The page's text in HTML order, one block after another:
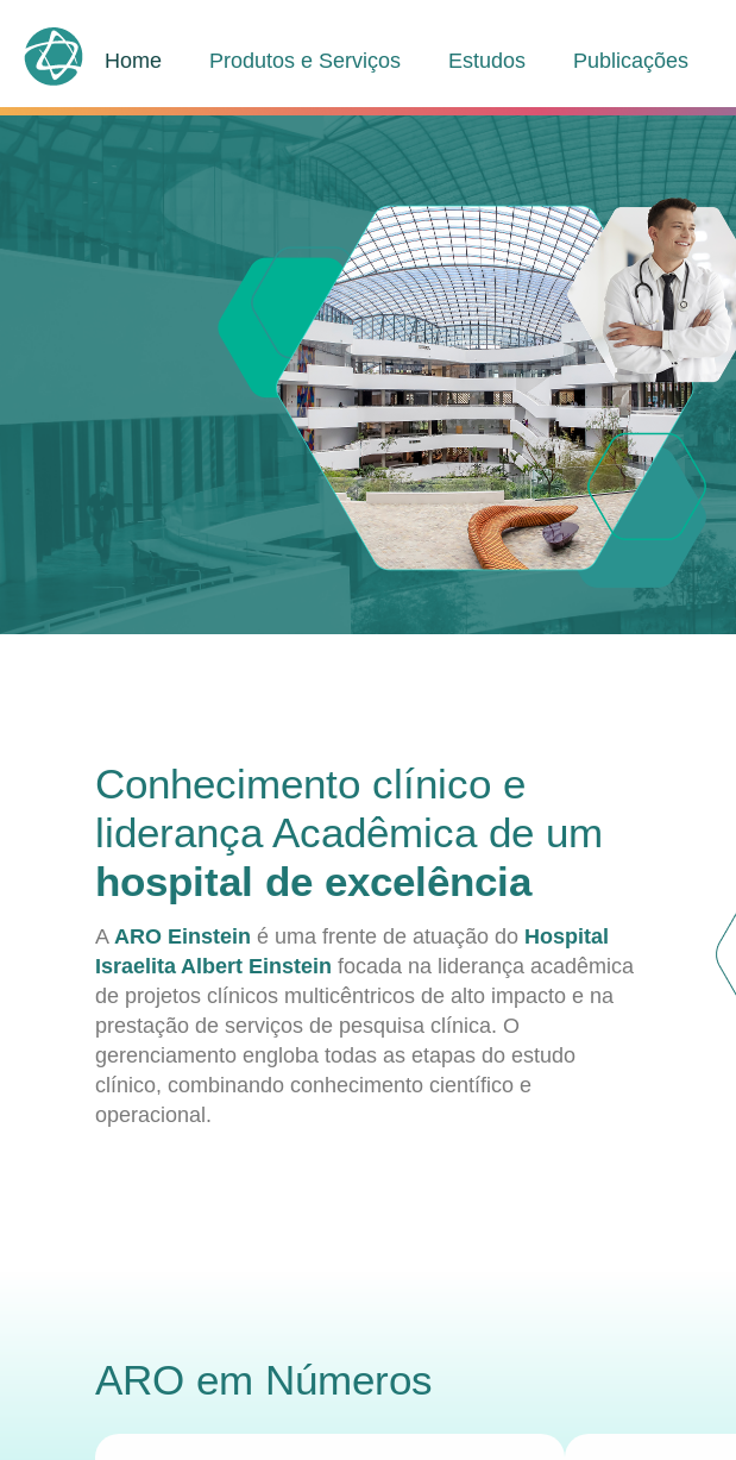
Home Produtos e Serviços Estudos Publicações
Conhecimento clínico e
liderança Acadêmica de um
hospital de excelência
A ARO Einstein é uma frente de atuação do Hospital
Israelita Albert Einstein focada na liderança acadêmica
de projetos clínicos multicêntricos de alto impacto e na
prestação de serviços de pesquisa clínica. O
gerenciamento engloba todas as etapas do estudo
clínico, combinando conhecimento científico e
operacional.
ARO em Números